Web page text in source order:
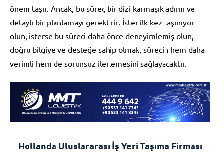
önem taşır. Ancak, bu süreç bir dizi karmaşık adımı ve
detaylı bir planlamayı gerektirir. İster ilk kez taşınıyor
olun, isterse bu süreci daha önce deneyimlemiş olun,
doğru bilgiye ve desteğe sahip olmak, sürecin hem daha
verimli hem de sorunsuz ilerlemesini sağlayacaktır.
Hollanda Uluslararası İş Yeri Taşıma Firması